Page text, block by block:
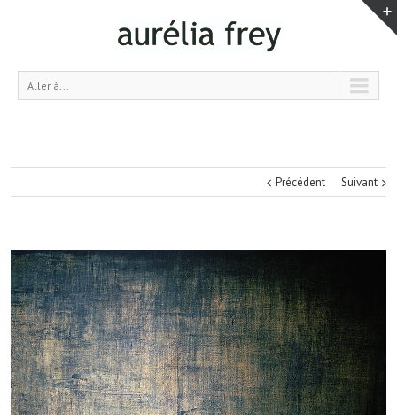
Aller à...
Précédent Suivant